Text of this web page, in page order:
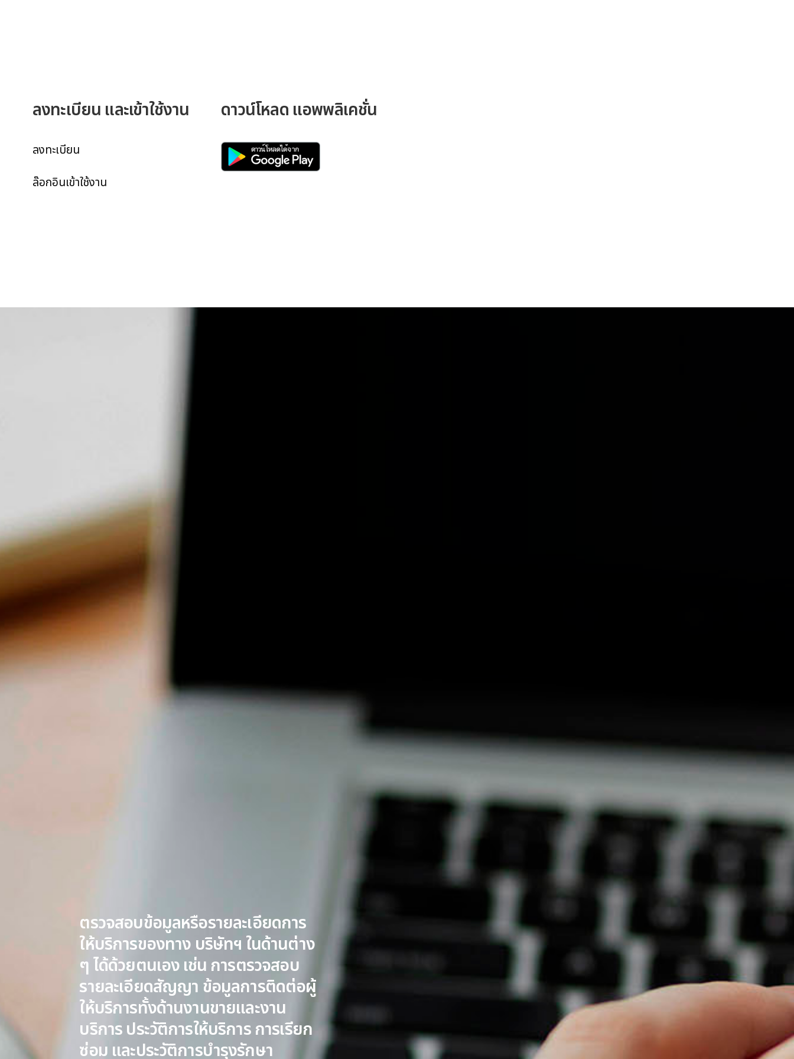
ลงทะเบียน และเข้าใช้งาน
ลงทะเบียน
ล๊อกอินเข้าใช้งาน
ดาวน์โหลด แอพพลิเคชั่น
ตรวจสอบข้อมูลหรือรายละเอียดการ
ให้บริการของทาง บริษัทฯ ในด้านต่าง
ๆ ได้ด้วยตนเอง เช่น การตรวจสอบ
รายละเอียดสัญญา ข้อมูลการติดต่อผู้
ให้บริการทั้งด้านงานขายและงาน
บริการ ประวัติการให้บริการ การเรียก
ซ่อม และประวัติการบำรุงรักษา